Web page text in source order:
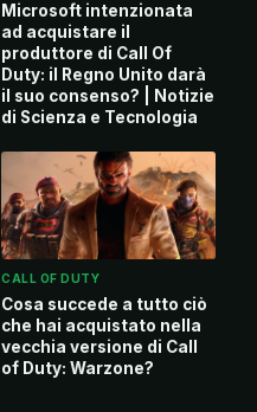
Microsoft intenzionata
ad acquistare il
produttore di Call Of
Duty: il Regno Unito darà
il suo consenso? | Notizie
di Scienza e Tecnologia
CALL OF DUTY
Cosa succede a tutto ciò
che hai acquistato nella
vecchia versione di Call
of Duty: Warzone?